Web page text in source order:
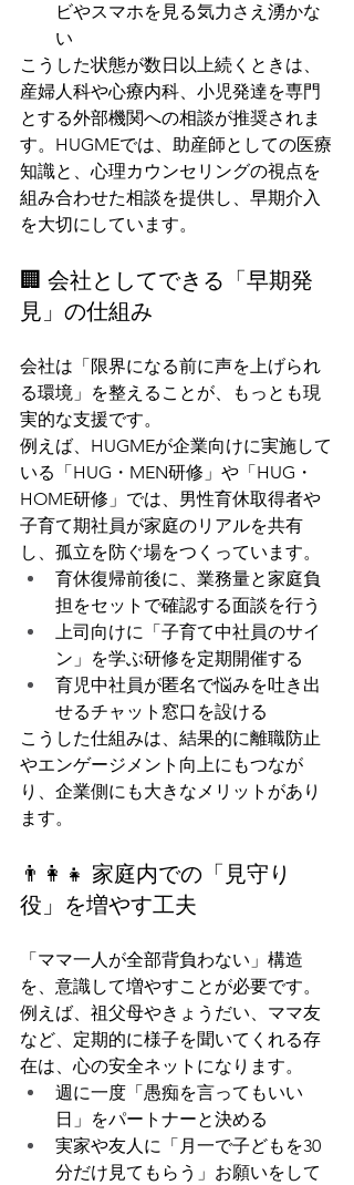
ビやスマホを見る気力さえ湧かな
い
こうした状態が数日以上続くときは、
産婦人科や心療内科、小児発達を専門
とする外部機関への相談が推奨されま
す。HUGMEでは、助産師としての医療
知識と、心理カウンセリングの視点を
組み合わせた相談を提供し、早期介入
を大切にしています。
🏢 会社としてできる「早期発
見」の仕組み
会社は「限界になる前に声を上げられ
る環境」を整えることが、もっとも現
実的な支援です。
例えば、HUGMEが企業向けに実施して
いる「HUG・MEN研修」や「HUG・
HOME研修」では、男性育休取得者や
子育て期社員が家庭のリアルを共有
し、孤立を防ぐ場をつくっています。
育休復帰前後に、業務量と家庭負
担をセットで確認する面談を行う
上司向けに「子育て中社員のサイ
ン」を学ぶ研修を定期開催する
育児中社員が匿名で悩みを吐き出
せるチャット窓口を設ける
こうした仕組みは、結果的に離職防止
やエンゲージメント向上にもつなが
り、企業側にも大きなメリットがあり
ます。
👨‍👩‍👧 家庭内での「見守り
役」を増やす工夫
「ママ一人が全部背負わない」構造
を、意識して増やすことが必要です。
例えば、祖父母やきょうだい、ママ友
など、定期的に様子を聞いてくれる存
在は、心の安全ネットになります。
週に一度「愚痴を言ってもいい
日」をパートナーと決める
実家や友人に「月一で子どもを30
分だけ見てもらう」お願いをして